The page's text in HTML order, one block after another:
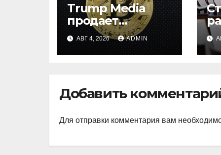
Trump Media
продает
биткоины:
убыток $165 млн
АВГ 4, 2026 ADMIN
Добавить
Для отправки комментария вам